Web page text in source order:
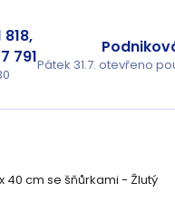
818
791Pátek 31.7. otevřeno
40 cm se šňůrkami - Žlutý